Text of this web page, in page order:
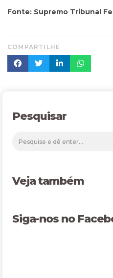
Fonte: Supremo Tribunal
COMPARTILHE
Pesquisar
Veja também
Siga-nos no